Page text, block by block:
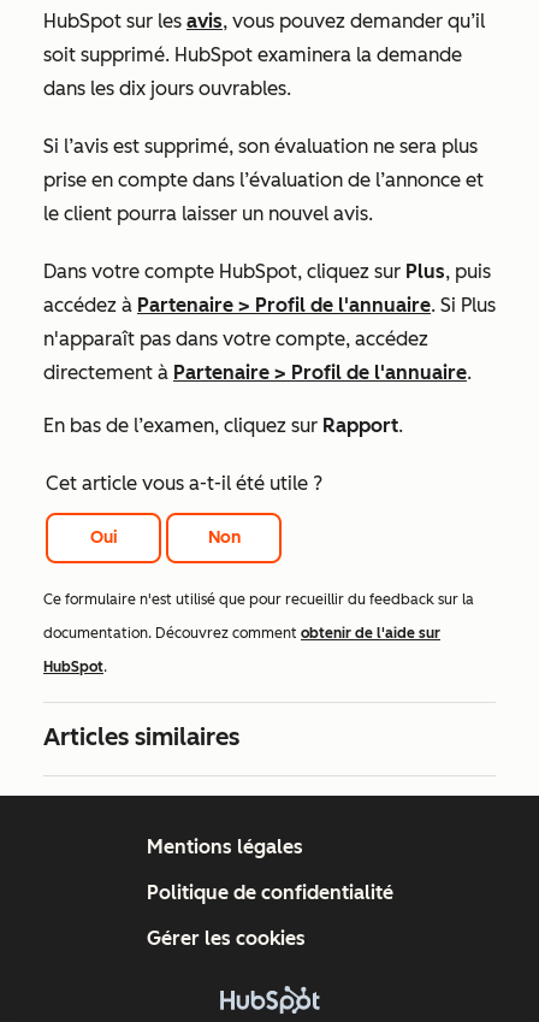
HubSpot sur les avis, vous pouvez demander qu’il
soit supprimé. HubSpot examinera la demande
dans les dix jours ouvrables.
Si l’avis est supprimé, son évaluation ne sera plus
prise en compte dans l’évaluation de l’annonce et
le client pourra laisser un nouvel avis.
Dans votre compte HubSpot, cliquez sur Plus, puis
accédez à Partenaire > Profil de l'annuaire. Si Plus
n'apparaît pas dans votre compte, accédez
directement à Partenaire > Profil de l'annuaire.
En bas de l’examen, cliquez sur Rapport.
Cet article vous a-t-il été utile ?
Oui Non
Ce formulaire n'est utilisé que pour recueillir du feedback sur la
documentation. Découvrez comment obtenir de l'aide sur
HubSpot.
Articles similaires
Mentions légales
Politique de confidentialité
Gérer les cookies